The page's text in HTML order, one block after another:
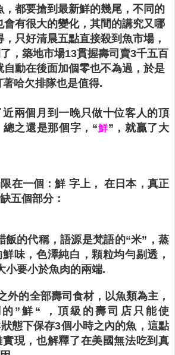
，都要搶到最新鮮的幾尾，不同的
會有很大的變化，其間的講究又哪
只好清晨五點直接殺到魚市場，
，築地市場13貫握壽司賣3千五百
自動在後面加個零也不為過，於是
著哈欠排隊也是值得.
兩個月到一晚只做十位客人的頂
之還是那個字，“鮮”，就贏了大
在一個：鮮 字上， 在日本，真正
五個部分：
飯的代稱，語源是梵語的“米”，蒸
味，色澤純白，顆粒均勻剔透，
小要小於魚肉的兩端.
外的全部壽司食材，以魚類為主，
”鮮“ ，頂級的壽司店只能使
態下保存3個小時之內的魚，這點
現，也解釋了在美國無法吃到真